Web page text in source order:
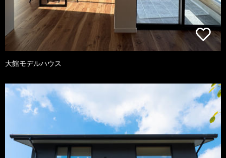
大館モデルハウス